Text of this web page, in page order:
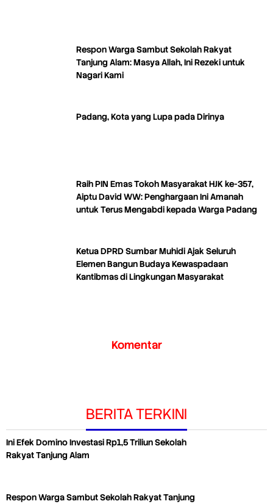
Respon Warga Sambut Sekolah Rakyat
Tanjung Alam: Masya Allah, Ini Rezeki untuk
Nagari Kami
Padang, Kota yang Lupa pada Dirinya
Raih PIN Emas Tokoh Masyarakat HJK ke-357,
Aiptu David WW: Penghargaan Ini Amanah
untuk Terus Mengabdi kepada Warga Padang
Ketua DPRD Sumbar Muhidi Ajak Seluruh
Elemen Bangun Budaya Kewaspadaan
Kantibmas di Lingkungan Masyarakat
Komentar
BERITA TERKINI
Ini Efek Domino Investasi Rp1,5 Triliun Sekolah
Rakyat Tanjung Alam
Respon Warga Sambut Sekolah Rakyat Tanjung